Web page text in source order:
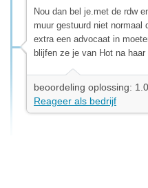
Nou dan bel je.met de rdw
muur gestuurd niet normaal
extra een advocaat in
blijfen ze je van Hot na haar
beoordeling oplossing: 1.0
Reageer als bedrijf